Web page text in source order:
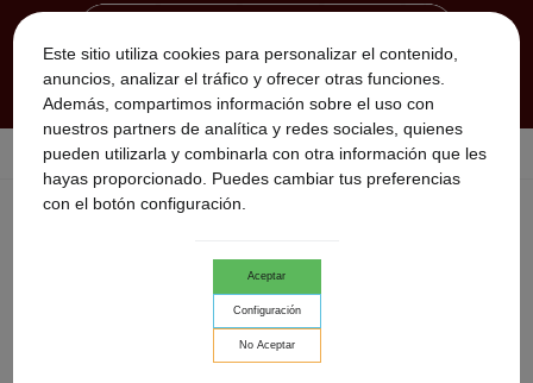
Este sitio utiliza cookies para personalizar el contenido,
anuncios, analizar el tráfico y ofrecer otras funciones.
Además, compartimos información sobre el uso con
nuestros partners de analítica y redes sociales, quienes
pueden utilizarla y combinarla con otra información que les
hayas proporcionado. Puedes cambiar tus preferencias
con el botón configuración.
Aceptar
Configuración
No Aceptar
Inicio > accesorios chamánicos > Copaleras de Ceramica
COPALERAS DE CERAMICA
Añade un toque especial a tus
momentos ceremoniales con nuestras
Copaleras de Ceramica
hechas a mano.